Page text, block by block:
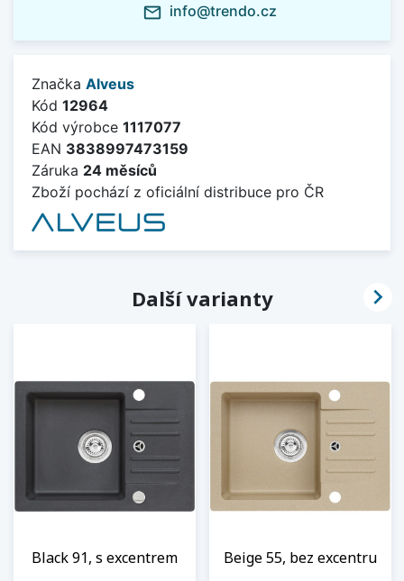
mail_outline info@trendo.cz
Značka Alveus
Kód 12964
Kód výrobce 1117077
EAN 3838997473159
Záruka 24 měsíců
Zboží pochází z oficiální distribuce pro ČR
Další varianty
Black 91, s excentrem Beige 55, bez excentru
